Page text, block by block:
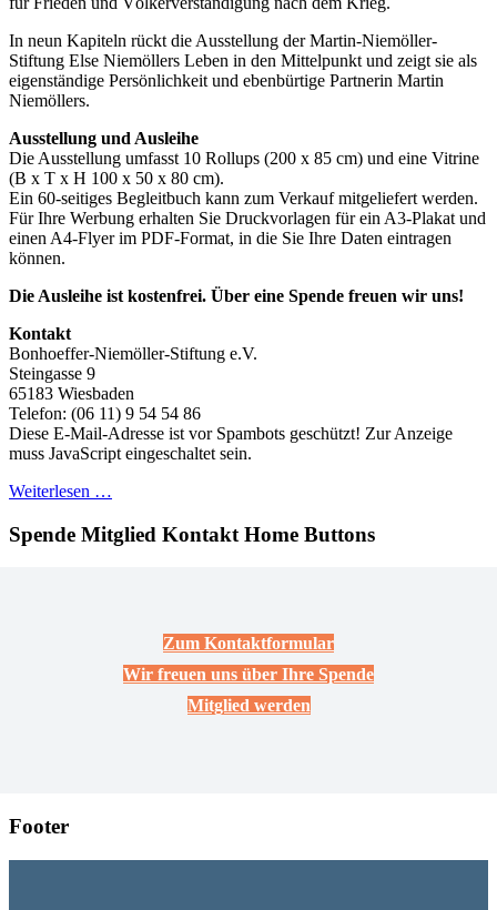
In neun Kapiteln rückt die Ausstellung der Martin-Niemöller-
Stiftung Else Niemöllers Leben in den Mittelpunkt und zeigt sie als
eigenständige Persönlichkeit und ebenbürtige Partnerin Martin
Niemöllers.
Ausstellung und Ausleihe
Die Ausstellung umfasst 10 Rollups (200 x 85 cm) und eine Vitrine
(B x T x H 100 x 50 x 80 cm).
Ein 60-seitiges Begleitbuch kann zum Verkauf mitgeliefert werden.
Für Ihre Werbung erhalten Sie Druckvorlagen für ein A3-Plakat und
einen A4-Flyer im PDF-Format, in die Sie Ihre Daten eintragen
können.
Die Ausleihe ist kostenfrei. Über eine Spende freuen wir uns!
Kontakt
Bonhoeffer-Niemöller-Stiftung e.V.
Steingasse 9
65183 Wiesbaden
Telefon: (06 11) 9 54 54 86
Diese E-Mail-Adresse ist vor Spambots geschützt! Zur Anzeige
muss JavaScript eingeschaltet sein.
Weiterlesen …
Spende Mitglied Kontakt Home Buttons
Zum Kontaktformular
Wir freuen uns über Ihre Spende
Mitglied werden
Footer